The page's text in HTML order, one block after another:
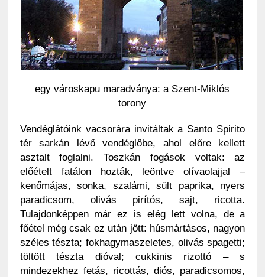
egy városkapu maradványa: a Szent-Miklós
torony
Vendéglátóink vacsorára invitáltak a Santo Spirito
tér sarkán lévő vendéglőbe, ahol előre kellett
asztalt foglalni. Toszkán fogások voltak: az
előételt fatálon hozták, leöntve olívaolajjal –
kenőmájas, sonka, szalámi, sült paprika, nyers
paradicsom, olivás pirítós, sajt, ricotta.
Tulajdonképpen már ez is elég lett volna, de a
főétel még csak ez után jött: húsmártásos, nagyon
széles tészta; fokhagymaszeletes, olivás spagetti;
töltött tészta dióval; cukkinis rizottó – s
mindezekhez fetás, ricottás, diós, paradicsomos,